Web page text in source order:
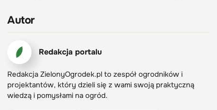
Autor
Redakcja portalu
Redakcja ZielonyOgrodek.pl to zespół ogrodników i
projektantów, który dzieli się z wami swoją praktyczną
wiedzą i pomysłami na ogród.